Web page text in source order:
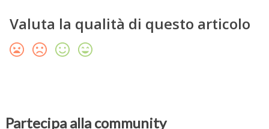
Valuta la qualità di questo articolo
Partecipa alla community